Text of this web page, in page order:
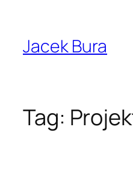
treściJacek Bura
Tag: